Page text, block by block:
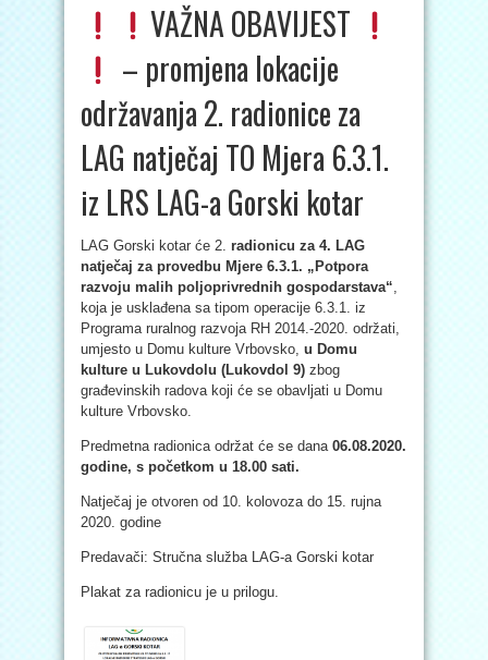
VAŽNA OBAVIJEST
– promjena lokacije
održavanja 2. radionice za
LAG natječaj TO Mjera 6.3.1.
iz LRS LAG-a Gorski kotar
LAG Gorski kotar će 2. radionicu za 4. LAG
natječaj za provedbu Mjere 6.3.1. „Potpora
razvoju malih poljoprivrednih gospodarstava“,
koja je usklađena sa tipom operacije 6.3.1. iz
Programa ruralnog razvoja RH 2014.-2020. održati,
umjesto u Domu kulture Vrbovsko, u Domu
kulture u Lukovdolu (Lukovdol 9) zbog
građevinskih radova koji će se obavljati u Domu
kulture Vrbovsko.
Predmetna radionica održat će se dana 06.08.2020.
godine, s početkom u 18.00 sati.
Natječaj je otvoren od 10. kolovoza do 15. rujna
2020. godine
Predavači: Stručna služba LAG-a Gorski kotar
Plakat za radionicu je u prilogu.